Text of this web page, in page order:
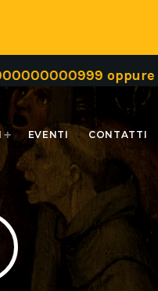
oppure tramite
EVENTI CONTATTI